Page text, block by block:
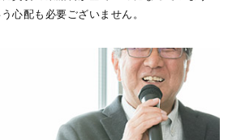
心配も必要ございません。